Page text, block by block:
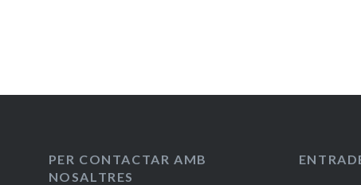
PER CONTACTAR AMB
NOSALTRES